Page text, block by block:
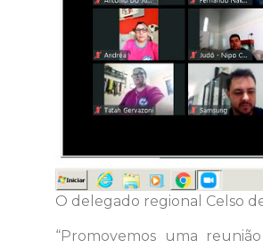
O delegado regional Celso
“Promovemos uma